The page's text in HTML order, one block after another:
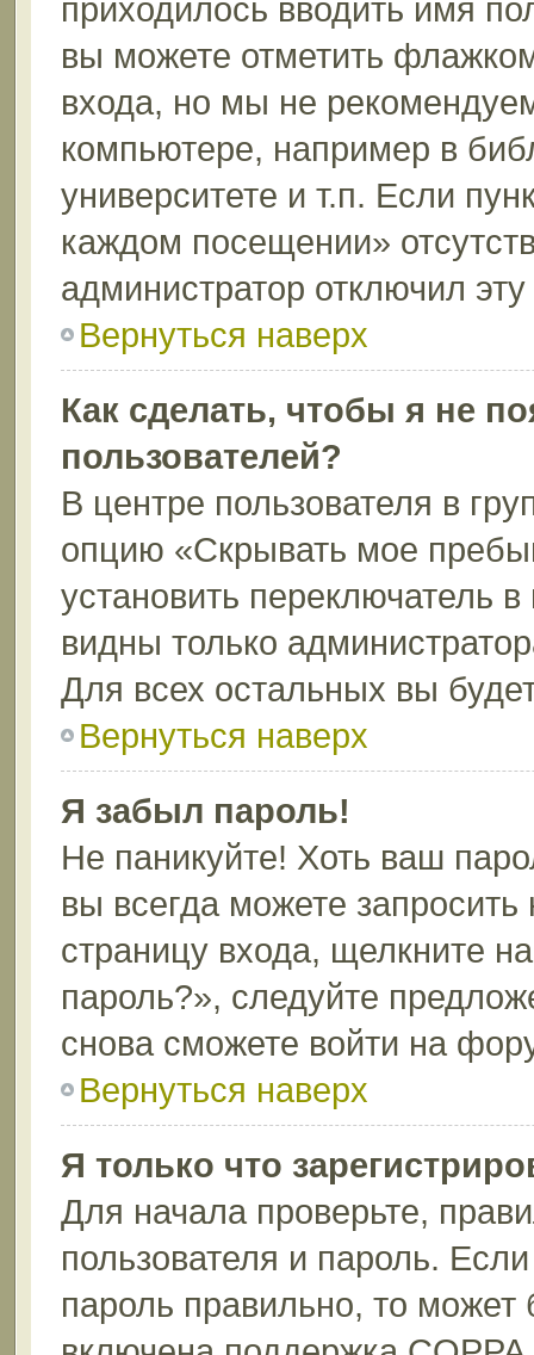
приходилось вводить имя
вы можете отметить
входа, но мы не
компьютере, например в
университете и т.п. Если
каждом посещении»
администратор отключил
Вернуться наверх
Как сделать, чтобы я не
пользователей?
В центре пользователя в
опцию «Скрывать мое
установить переключатель
видны только
Для всех остальных вы
Вернуться наверх
Я забыл пароль!
Не паникуйте! Хоть ваш
вы всегда можете
страницу входа, щелкните
пароль?», следуйте
снова сможете войти на
Вернуться наверх
Я только что
Для начала проверьте,
пользователя и пароль.
пароль правильно, то